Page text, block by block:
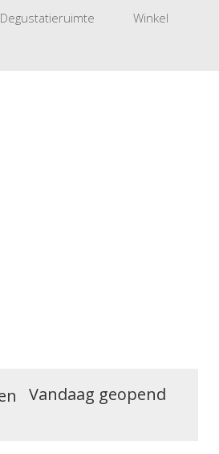
Degustatieruimte Winkel
Vandaag geopend